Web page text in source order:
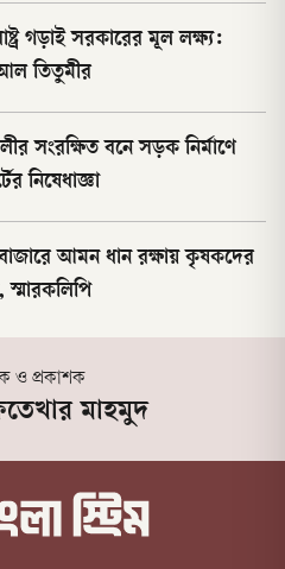
গড়াই সরকারের মূল লক্ষ্য:
তিতুমীর
সংরক্ষিত বনে সড়ক নির্মাণে
নিষেধাজ্ঞা
আমন ধান রক্ষায় কৃষকদের
স্মারকলিপি
ও প্রকাশক
মাহমুদ